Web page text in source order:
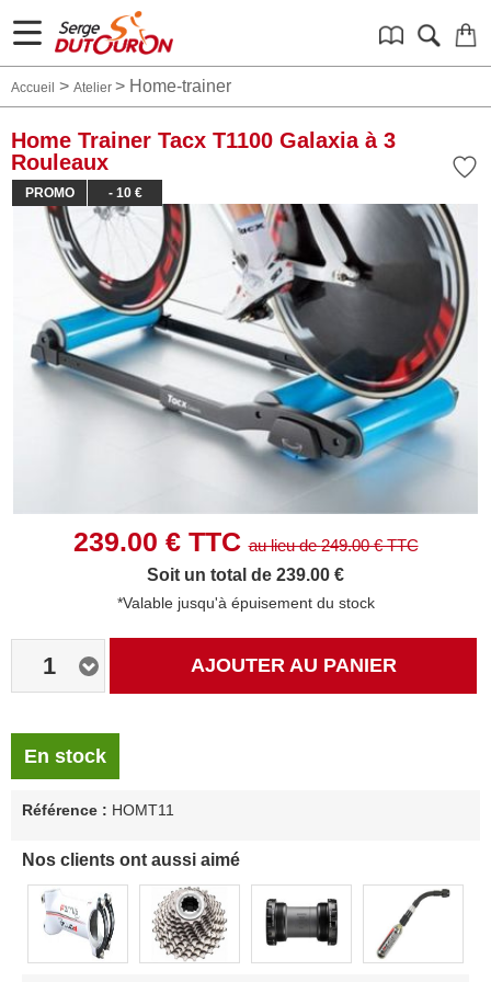
Accueil > Atelier > Home-trainer
Home Trainer Tacx T1100 Galaxia à 3
Rouleaux
PROMO - 10 €
239.00 € TTCau lieu de249.00€ TTC
Soit un total de 239.00 €
*Valable jusqu'à épuisement du stock
1 AJOUTER AU PANIER
En stock
Référence : HOMT11
Nos clients ont aussi aimé